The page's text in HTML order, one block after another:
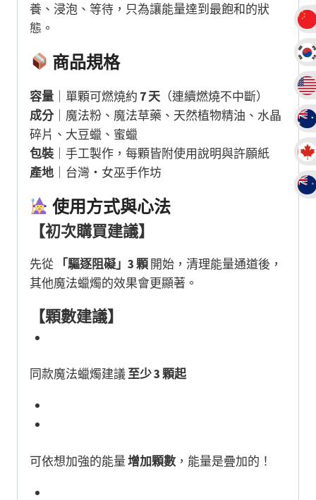
養、浸泡、等待，只為讓能量達到最飽和的狀
態。
商品規格
容量 ｜單顆可燃燒約 7 天 （連續燃燒不中斷）
成分｜魔法粉、魔法草藥、天然植物精油、水晶
碎片、大豆蠟、蜜蠟
包裝 ｜手工製作，每顆皆附使用說明與許願紙
產地 ｜台灣・女巫手作坊
使用方式與心法
【初次購買建議】
先從 「驅逐阻礙」3 顆 開始，清理能量通道後，
其他魔法蠟燭的效果會更顯著。
【顆數建議】
同款魔法蠟燭建議至少 3 顆起
可依想加強的能量增加顆數 ，能量是疊加的！